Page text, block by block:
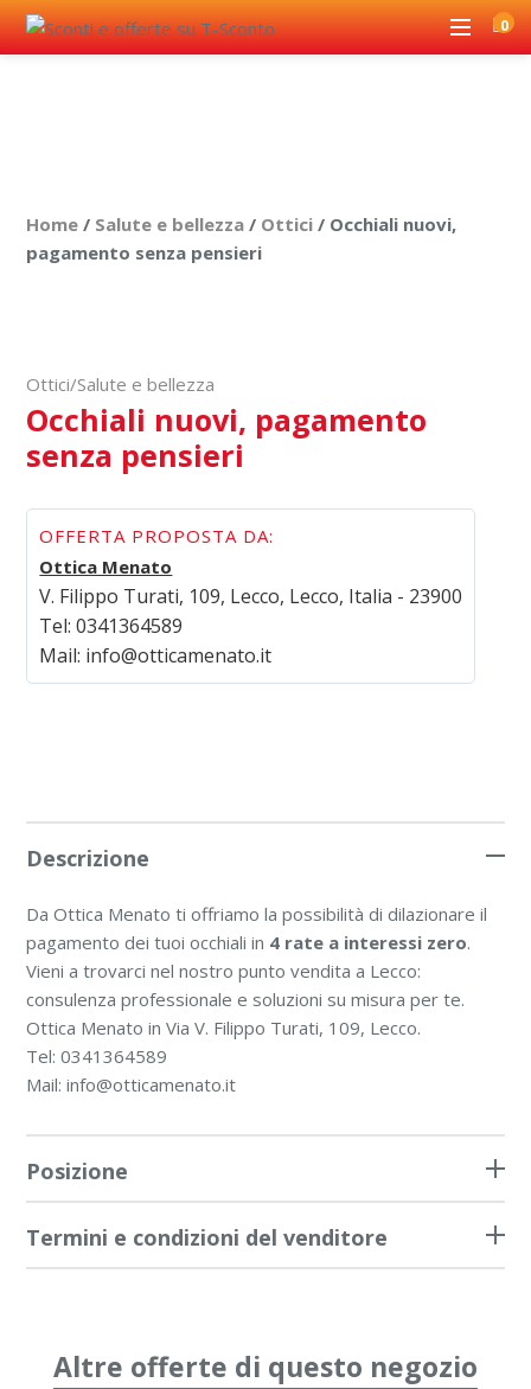
0
Home / Salute e bellezza / Ottici / Occhiali nuovi,
pagamento senza pensieri
Ottici/Salute e bellezza
Occhiali nuovi, pagamento
senza pensieri
OFFERTA PROPOSTA DA:
Ottica Menato
V. Filippo Turati, 109, Lecco, Lecco, Italia - 23900
Tel:0341364589
Mail: info@otticamenato.it
Descrizione
Da Ottica Menato ti offriamo la possibilità di dilazionare il
pagamento dei tuoi occhiali in 4 rate a interessi zero.
Vieni a trovarci nel nostro punto vendita a Lecco:
consulenza professionale e soluzioni su misura per te.
Ottica Menato in Via V. Filippo Turati, 109, Lecco.
Tel: 0341364589
Mail: info@otticamenato.it
Posizione
Termini e condizioni del venditore
Altre offerte di questo negozio